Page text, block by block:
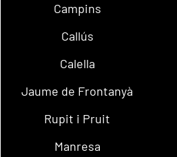
Campins
Callús
Calella
Jaume de Frontanyà
Rupit i Pruit
Manresa